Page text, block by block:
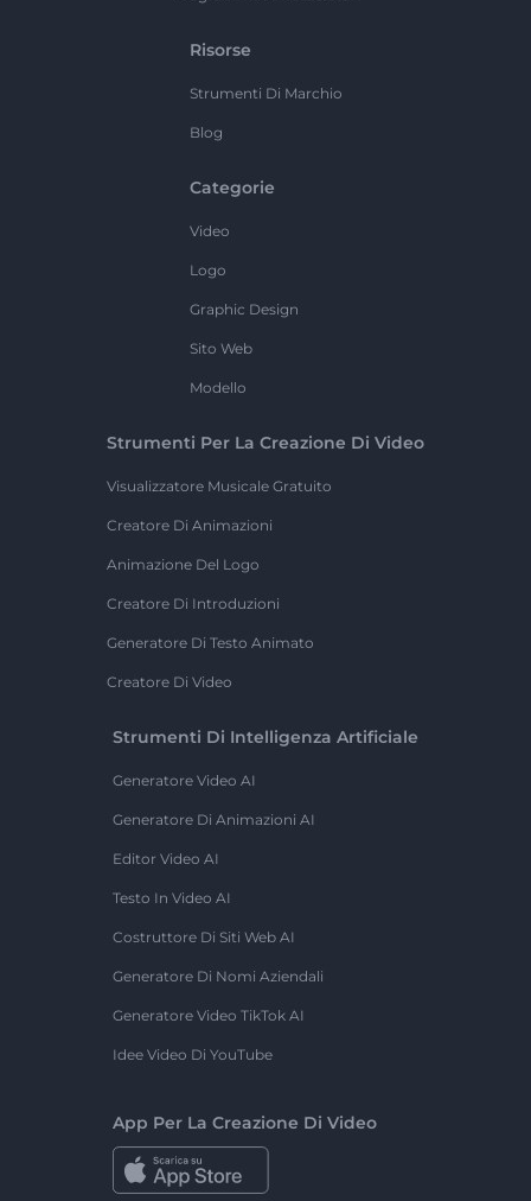
Risorse
Strumenti Di Marchio
Blog
Categorie
Video
Logo
Graphic Design
Sito Web
Modello
Strumenti Per La Creazione Di Video
Visualizzatore Musicale Gratuito
Creatore Di Animazioni
Animazione Del Logo
Creatore Di Introduzioni
Generatore Di Testo Animato
Creatore Di Video
Strumenti Di Intelligenza Artificiale
Generatore Video AI
Generatore Di Animazioni AI
Editor Video AI
Testo In Video AI
Costruttore Di Siti Web AI
Generatore Di Nomi Aziendali
Generatore Video TikTok AI
Idee Video Di YouTube
App Per La Creazione Di Video